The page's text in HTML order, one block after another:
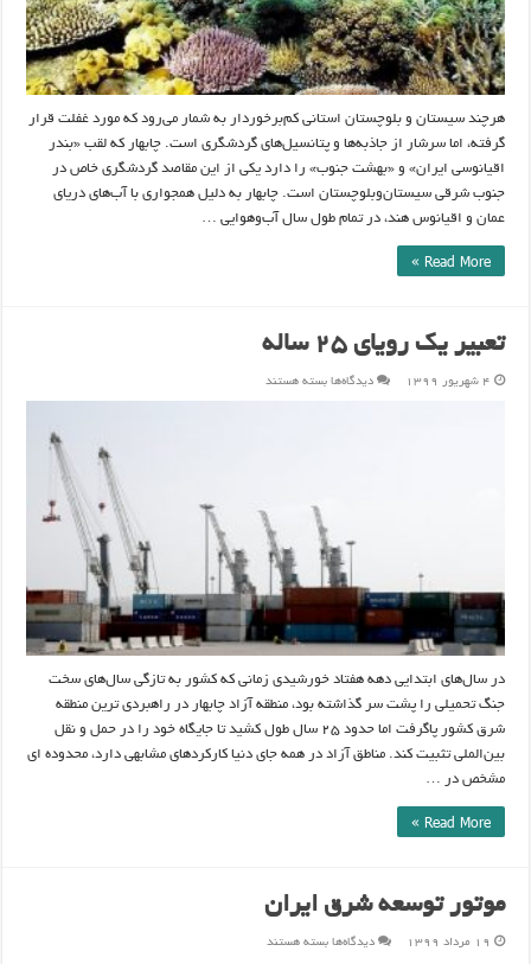
هرچند سیستان و بلوچستان استانی کم‌برخوردار به شمار می‌رود که مورد غفلت قرار
گرفته، اما سرشار از جاذبه‌ها و پتانسیل‌های گردشگری است. چابهار که لقب «بندر
اقیانوسی ایران» و «بهشت جنوب» را دارد یکی از این مقاصد گردشگری خاص در
جنوب شرقی سیستان‌وبلوچستان است. چابهار به دلیل همجواری با آب‌های دریای
عمان و اقیانوس هند، در تمام طول سال آب‌وهوایی …
Read More »
تعبیر یک رویای ۲۵ ساله
۴ شهریور ۱۳۹۹ دیدگاه‌هابرای
بسته هستند
در سال‌های ابتدایی دهه هفتاد خورشیدی زمانی که کشور به تازگی سال‌های سخت
جنگ تحمیلی را پشت سر گذاشته بود، منطقه آزاد چابهار در راهبردی ترین منطقه
شرق کشور پاگرفت اما حدود ۲۵ سال طول کشید تا جایگاه خود را در حمل و نقل
بین‌الملی تثبیت کند. مناطق آزاد در همه جای دنیا کارکردهای مشابهی دارد، محدوده ای
مشخص در …
Read More »
موتور توسعه شرق ایران
۱۹ مرداد ۱۳۹۹ دیدگاه‌هابرای
بسته هستند